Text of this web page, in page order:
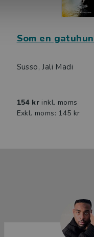
Som en
Susso, Jali Madi
154 kr inkl. moms
Exkl. moms: 145 kr